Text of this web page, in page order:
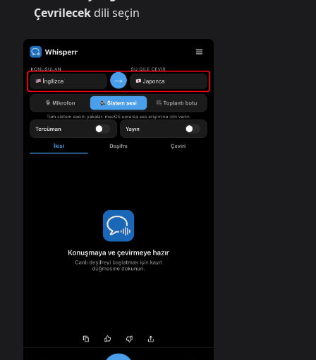
Çevrilecek dili seçin